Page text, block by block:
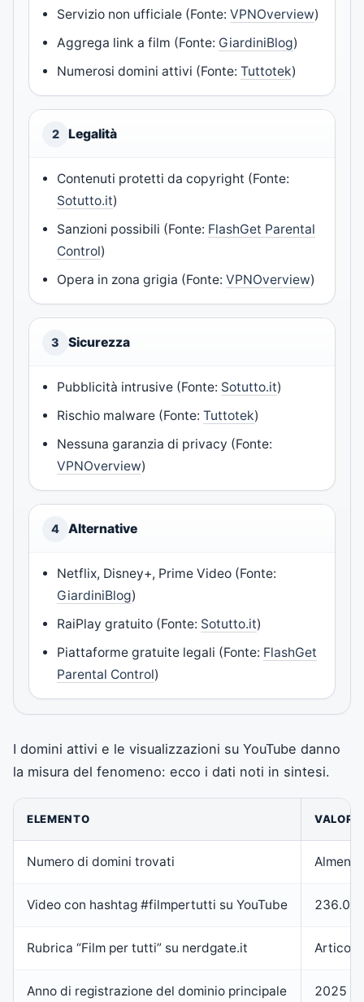
Servizio non ufficiale (Fonte:VPNOverview)
Aggrega link a film (Fonte: GiardiniBlog)
Numerosi domini attivi (Fonte:Tuttotek)
2 Legalità
Contenuti protetti da copyright (Fonte:
Sotutto.it)
Sanzioni possibili (Fonte: FlashGet Parental
Control)
Opera in zona grigia (Fonte:VPNOverview)
3 Sicurezza
Pubblicità intrusive (Fonte: Sotutto.it)
Rischio malware (Fonte:Tuttotek)
Nessuna garanzia di privacy (Fonte:
VPNOverview)
4 Alternative
Netflix, Disney+, Prime Video (Fonte:
GiardiniBlog)
RaiPlay gratuito (Fonte: Sotutto.it)
Piattaforme gratuite legali (Fonte: FlashGet
Parental Control)
I domini attivi e le visualizzazioni su YouTube danno
la misura del fenomeno: ecco i dati noti in sintesi.
ELEMENTO VALORE
Numero di domini trovati
Video con hashtag #filmpertutti su YouTube
Rubrica “Film per tutti” su nerdgate.it Articoli
Anno di registrazione del dominio principale 2025